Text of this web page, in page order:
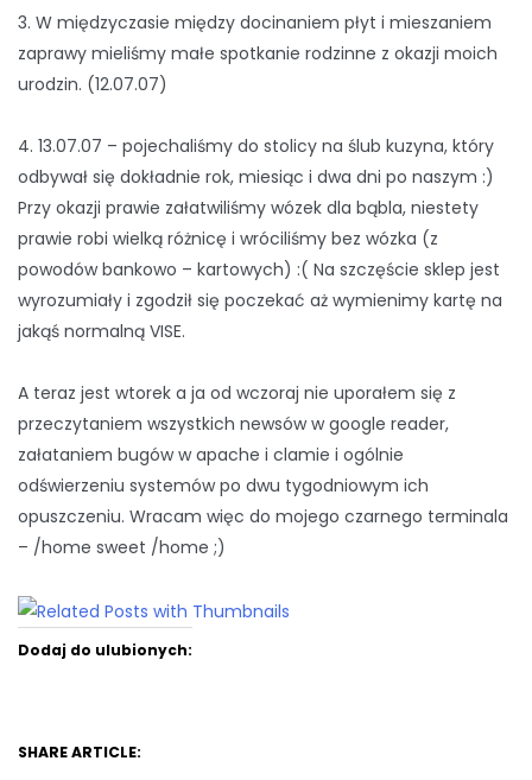
3. W międzyczasie między docinaniem płyt i mieszaniem
zaprawy mieliśmy małe spotkanie rodzinne z okazji moich
urodzin. (12.07.07)
4. 13.07.07 – pojechaliśmy do stolicy na ślub kuzyna, który
odbywał się dokładnie rok, miesiąc i dwa dni po naszym :)
Przy okazji prawie załatwiliśmy wózek dla bąbla, niestety
prawie robi wielką różnicę i wróciliśmy bez wózka (z
powodów bankowo – kartowych) :( Na szczęście sklep jest
wyrozumiały i zgodził się poczekać aż wymienimy kartę na
jakąś normalną VISE.
A teraz jest wtorek a ja od wczoraj nie uporałem się z
przeczytaniem wszystkich newsów w google reader,
załataniem bugów w apache i clamie i ogólnie
odświerzeniu systemów po dwu tygodniowym ich
opuszczeniu. Wracam więc do mojego czarnego terminala
– /home sweet /home ;)
Dodaj do ulubionych:
SHARE ARTICLE: